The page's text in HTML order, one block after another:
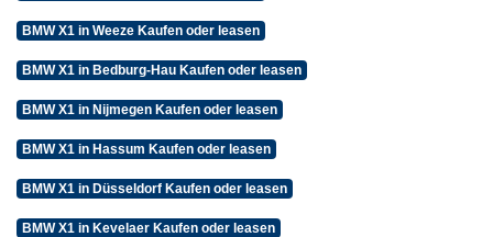
BMW X1 in Weeze Kaufen oder leasen
BMW X1 in Bedburg-Hau Kaufen oder leasen
BMW X1 in Nijmegen Kaufen oder leasen
BMW X1 in Hassum Kaufen oder leasen
BMW X1 in Düsseldorf Kaufen oder leasen
BMW X1 in Kevelaer Kaufen oder leasen